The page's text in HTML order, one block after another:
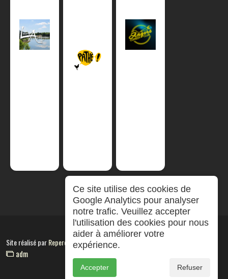
Site réalisé parRepereCom
adm
Ce site utilise des cookies de
Google Analytics pour analyser
notre trafic. Veuillez accepter
l'utilisation des cookies pour nous
aider à améliorer votre
expérience.
Accepter Refuser